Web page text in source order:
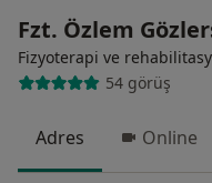
Fzt. Özlem
Fizyoterapi ve
54 görüş
Adres Online